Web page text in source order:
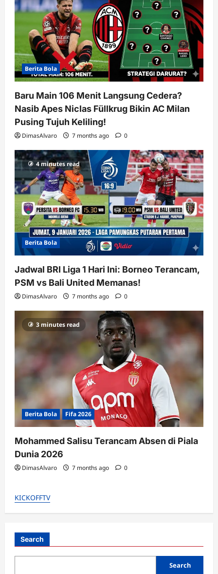
i
o
Berita Bola
Baru Main 106 Menit Langsung Cedera?
Nasib Apes Niclas Füllkrug Bikin AC Milan
Pusing Tujuh Keliling!
DimasAlvaro 7 months ago 0
4 minutes read
Berita Bola
Jadwal BRI Liga 1 Hari Ini: Borneo Terancam,
PSM vs Bali United Memanas!
DimasAlvaro 7 months ago 0
3 minutes read
Berita Bola Fifa 2026
Mohammed Salisu Terancam Absen di Piala
Dunia 2026
DimasAlvaro 7 months ago 0
KICKOFFTV
Search
Search